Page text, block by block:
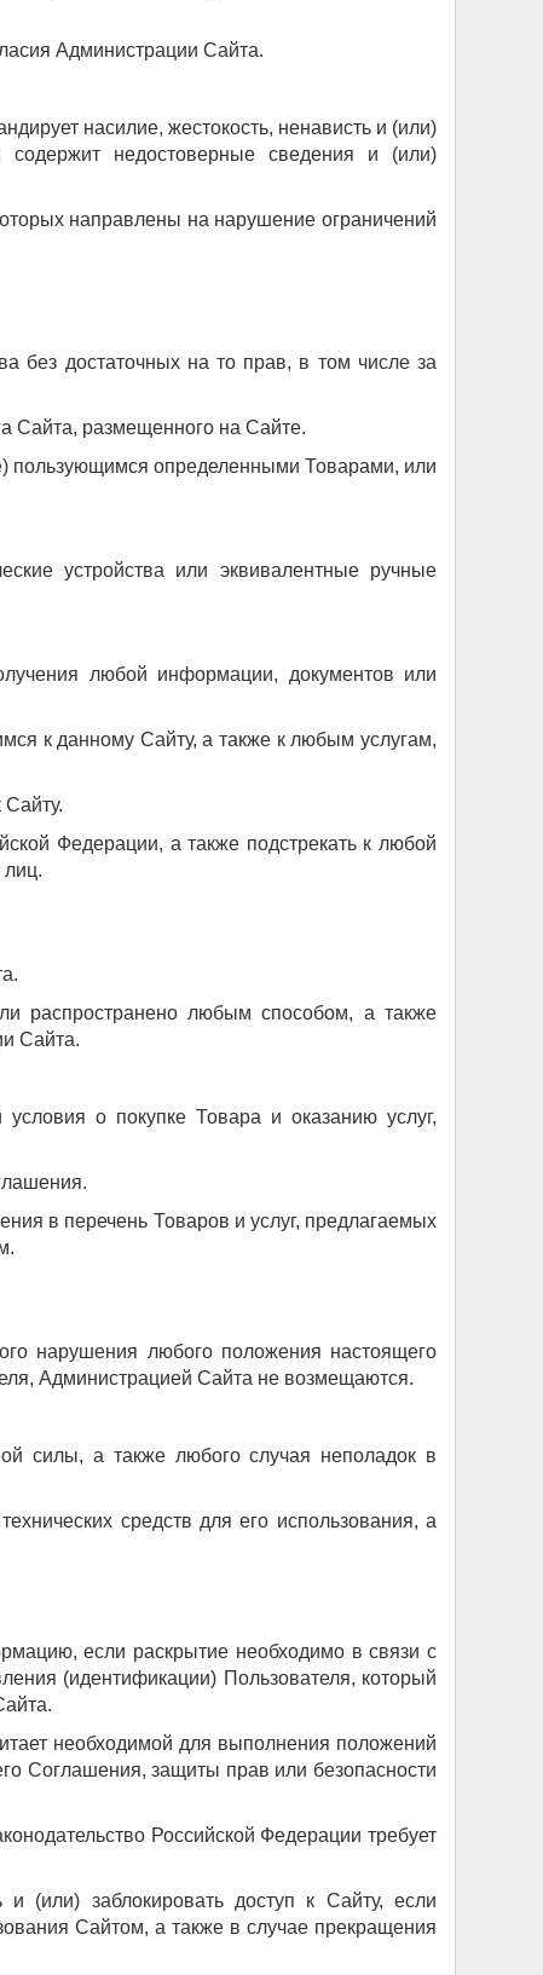
Администрации Сайта.
насилие, жестокость, ненависть и (или)
содержит недостоверные сведения и (или)
направлены на нарушение ограничений
без достаточных на то прав, в том числе за
Сайта, размещенного на Сайте.
пользующимся определенными Товарами, или
устройства или эквивалентные ручные
любой информации, документов или
к данному Сайту, а также к любым услугам,
Федерации, а также подстрекать к любой
лиц.
распространено любым способом, а также
Сайта.
о покупке Товара и оказанию услуг,
в перечень Товаров и услуг, предлагаемых
нарушения любого положения настоящего
Администрацией Сайта не возмещаются.
силы, а также любого случая неполадок в
средств для его использования, а
если раскрытие необходимо в связи с
(идентификации) Пользователя, который
необходимой для выполнения положений
Соглашения, защиты прав или безопасности
Российской Федерации требует
(или) заблокировать доступ к Сайту, если
Сайтом, а также в случае прекращения